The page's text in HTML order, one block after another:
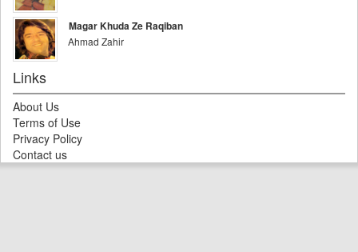
Magar Khuda Ze Raqiban
Ahmad Zahir
Links
About Us
Terms of Use
Privacy Policy
Contact us